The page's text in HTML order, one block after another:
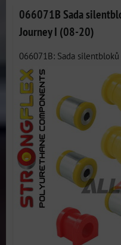
066071B Sada
Journey I (08-20)
066071B: Sada